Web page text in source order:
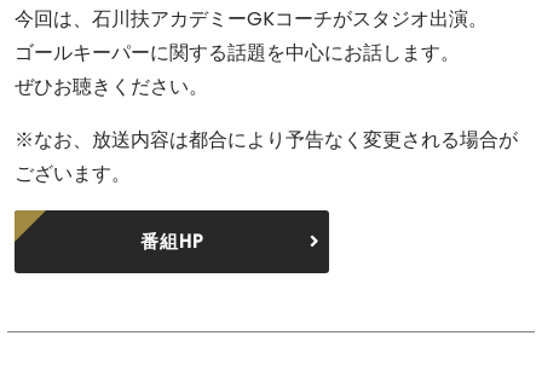
今回は、石川扶アカデミーGKコーチがスタジオ出演。
ゴールキーパーに関する話題を中心にお話します。
ぜひお聴きください。
※なお、放送内容は都合により予告なく変更される場合が
ございます。
番組HP